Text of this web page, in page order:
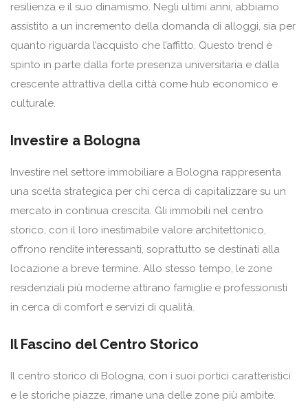
resilienza e il suo dinamismo. Negli ultimi anni, abbiamo
assistito a un incremento della domanda di alloggi, sia per
quanto riguarda l’acquisto che l’affitto. Questo trend è
spinto in parte dalla forte presenza universitaria e dalla
crescente attrattiva della città come hub economico e
culturale.
Investire a Bologna
Investire nel settore immobiliare a Bologna rappresenta
una scelta strategica per chi cerca di capitalizzare su un
mercato in continua crescita. Gli immobili nel centro
storico, con il loro inestimabile valore architettonico,
offrono rendite interessanti, soprattutto se destinati alla
locazione a breve termine. Allo stesso tempo, le zone
residenziali più moderne attirano famiglie e professionisti
in cerca di comfort e servizi di qualità.
Il Fascino del Centro Storico
Il centro storico di Bologna, con i suoi portici caratteristici
e le storiche piazze, rimane una delle zone più ambite.